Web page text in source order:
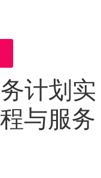
计划实
与服务